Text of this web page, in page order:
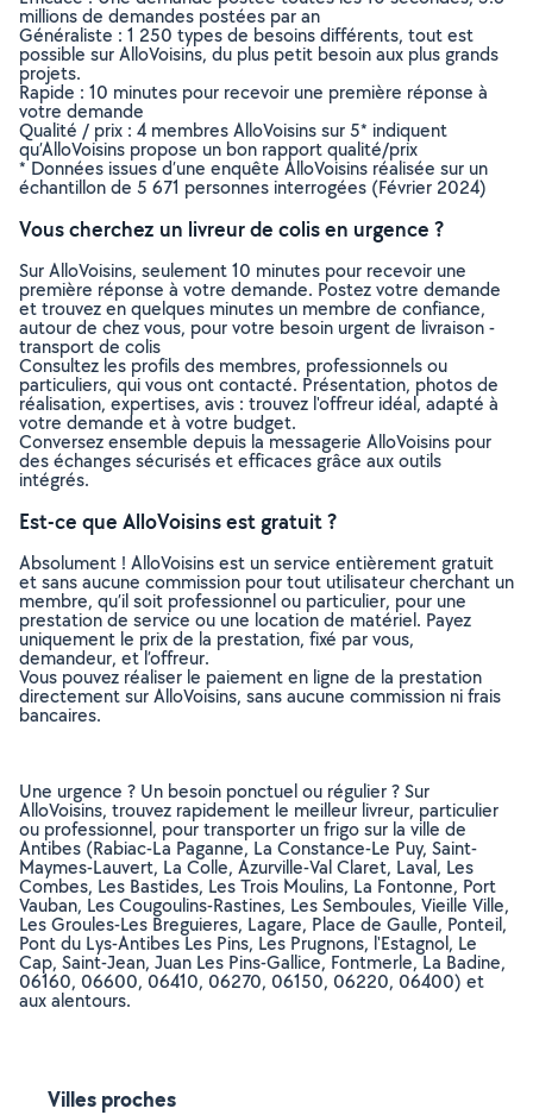
millions de demandes postées par an
Généraliste : 1 250 types de besoins différents, tout est
possible sur AlloVoisins, du plus petit besoin aux plus grands
projets.
Rapide : 10 minutes pour recevoir une première réponse à
votre demande
Qualité / prix : 4 membres AlloVoisins sur 5* indiquent
qu’AlloVoisins propose un bon rapport qualité/prix
* Données issues d’une enquête AlloVoisins réalisée sur un
échantillon de 5 671 personnes interrogées (Février 2024)
Vous cherchez un livreur de colis en urgence ?
Sur AlloVoisins, seulement 10 minutes pour recevoir une
première réponse à votre demande. Postez votre demande
et trouvez en quelques minutes un membre de confiance,
autour de chez vous, pour votre besoin urgent de livraison -
transport de colis
Consultez les profils des membres, professionnels ou
particuliers, qui vous ont contacté. Présentation, photos de
réalisation, expertises, avis : trouvez l'offreur idéal, adapté à
votre demande et à votre budget.
Conversez ensemble depuis la messagerie AlloVoisins pour
des échanges sécurisés et efficaces grâce aux outils
intégrés.
Est-ce que AlloVoisins est gratuit ?
Absolument ! AlloVoisins est un service entièrement gratuit
et sans aucune commission pour tout utilisateur cherchant un
membre, qu’il soit professionnel ou particulier, pour une
prestation de service ou une location de matériel. Payez
uniquement le prix de la prestation, fixé par vous,
demandeur, et l’offreur.
Vous pouvez réaliser le paiement en ligne de la prestation
directement sur AlloVoisins, sans aucune commission ni frais
bancaires.
Une urgence ? Un besoin ponctuel ou régulier ? Sur
AlloVoisins, trouvez rapidement le meilleur livreur, particulier
ou professionnel, pour transporter un frigo sur la ville de
Antibes (Rabiac-La Paganne, La Constance-Le Puy, Saint-
Maymes-Lauvert, La Colle, Azurville-Val Claret, Laval, Les
Combes, Les Bastides, Les Trois Moulins, La Fontonne, Port
Vauban, Les Cougoulins-Rastines, Les Semboules, Vieille Ville,
Les Groules-Les Breguieres, Lagare, Place de Gaulle, Ponteil,
Pont du Lys-Antibes Les Pins, Les Prugnons, l'Estagnol, Le
Cap, Saint-Jean, Juan Les Pins-Gallice, Fontmerle, La Badine,
06160, 06600, 06410, 06270, 06150, 06220, 06400) et
aux alentours.
Villes proches